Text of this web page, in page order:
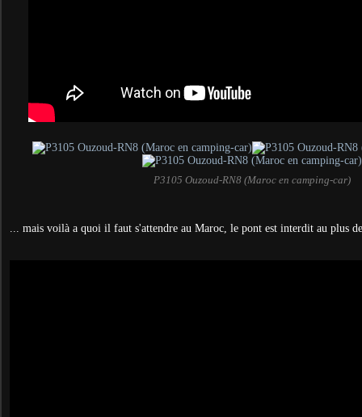
P3105 Ouzoud-RN8 (Maroc en camping-car)
... mais voilà a quoi il faut s'attendre au Maroc, le pont est interdit au plus